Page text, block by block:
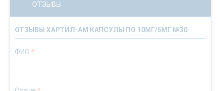
ОТЗЫВЫ
ОТЗЫВЫ ХАРТИЛ-АМ КАПСУЛЫ ПО 10МГ/5МГ №30
ФИО *